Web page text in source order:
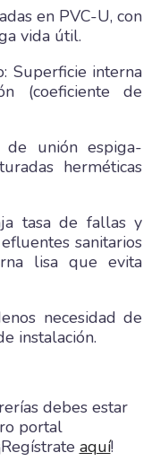
en PVC-U, con
vida útil.
Superficie interna
(coeficiente de
de unión espiga-
herméticas
tasa de fallas y
sanitarios
lisa que evita
necesidad de
instalación.
debes estar
portal
aquí!